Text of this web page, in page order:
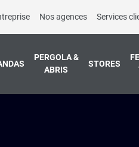
Nos agences Services
PERGOLA &
ABRIS
STORES